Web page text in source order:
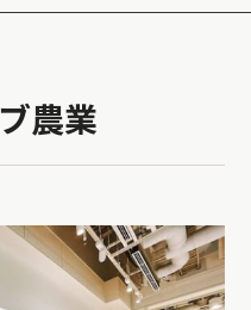
農業